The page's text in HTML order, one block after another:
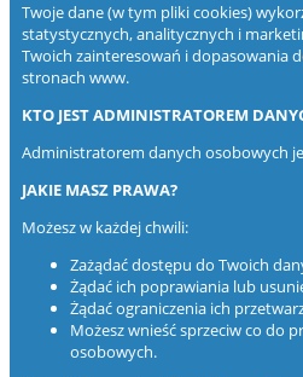
Twoje dane (w tym pliki cookies)
statystycznych, analitycznych i
Twoich zainteresowań i dopasowania
stronach www.
KTO JEST ADMINISTRATOREM
Administratorem danych osobowych
JAKIE MASZ PRAWA?
Możesz w każdej chwili:
Zażądać dostępu do Twoich
Żądać ich poprawiania lub
Żądać ograniczenia ich
Możesz wnieść sprzeciw co do
osobowych.